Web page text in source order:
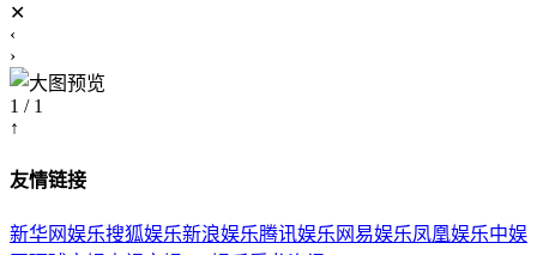
✕
‹
›
1 / 1
↑
友情链接
新华网娱乐搜狐娱乐新浪娱乐腾讯娱乐 网易娱乐凤凰娱乐中娱